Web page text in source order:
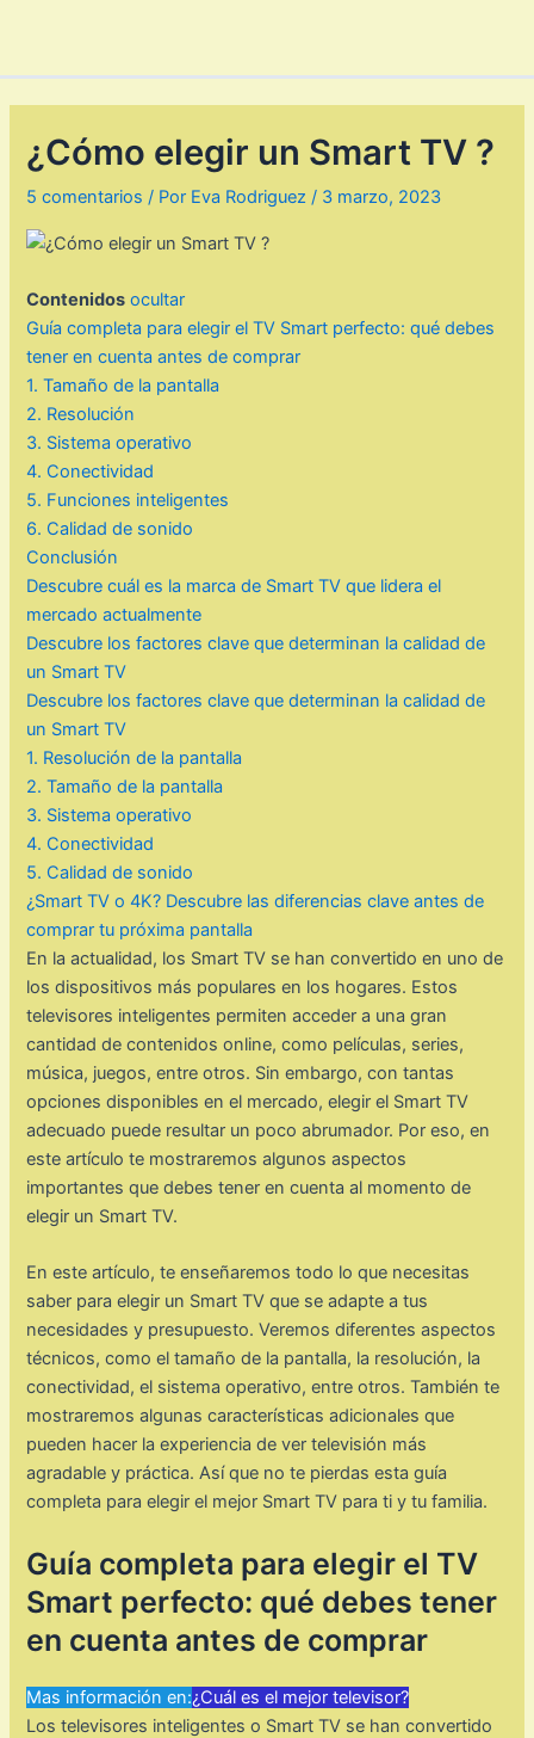
¿Cómo elegir un Smart TV ?
5 comentarios / Por Eva Rodriguez/ 3 marzo, 2023
Contenidos ocultar
Guía completa para elegir el TV Smart perfecto: qué debes
tener en cuenta antes de comprar
1. Tamaño de la pantalla
2. Resolución
3. Sistema operativo
4. Conectividad
5. Funciones inteligentes
6. Calidad de sonido
Conclusión
Descubre cuál es la marca de Smart TV que lidera el
mercado actualmente
Descubre los factores clave que determinan la calidad de
un Smart TV
Descubre los factores clave que determinan la calidad de
un Smart TV
1. Resolución de la pantalla
2. Tamaño de la pantalla
3. Sistema operativo
4. Conectividad
5. Calidad de sonido
¿Smart TV o 4K? Descubre las diferencias clave antes de
comprar tu próxima pantalla
En la actualidad, los Smart TV se han convertido en uno de
los dispositivos más populares en los hogares. Estos
televisores inteligentes permiten acceder a una gran
cantidad de contenidos online, como películas, series,
música, juegos, entre otros. Sin embargo, con tantas
opciones disponibles en el mercado, elegir el Smart TV
adecuado puede resultar un poco abrumador. Por eso, en
este artículo te mostraremos algunos aspectos
importantes que debes tener en cuenta al momento de
elegir un Smart TV.
En este artículo, te enseñaremos todo lo que necesitas
saber para elegir un Smart TV que se adapte a tus
necesidades y presupuesto. Veremos diferentes aspectos
técnicos, como el tamaño de la pantalla, la resolución, la
conectividad, el sistema operativo, entre otros. También te
mostraremos algunas características adicionales que
pueden hacer la experiencia de ver televisión más
agradable y práctica. Así que no te pierdas esta guía
completa para elegir el mejor Smart TV para ti y tu familia.
Guía completa para elegir el TV
Smart perfecto: qué debes tener
en cuenta antes de comprar
Mas información en:¿Cuál es el mejor televisor?
Los televisores inteligentes o Smart TV se han convertido